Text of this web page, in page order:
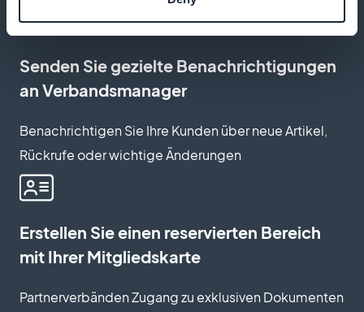
Senden Sie gezielte Benachrichtigungen
an Verbandsmanager
Benachrichtigen Sie Ihre Kunden über neue Artikel,
Rückrufe oder wichtige Änderungen
Erstellen Sie einen reservierten Bereich
mit Ihrer Mitgliedskarte
Partnerverbänden Zugang zu exklusiven Dokumenten